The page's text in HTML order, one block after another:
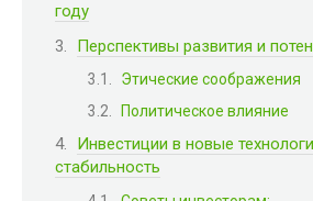
году
Перспективы развития и
Этические соображения
Политическое влияние
Инвестиции в новые
стабильность